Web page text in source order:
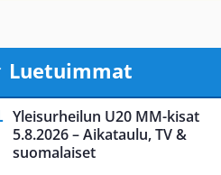
Luetuimmat
Yleisurheilun U20 MM-kisat
5.8.2026 – Aikataulu, TV &
suomalaiset